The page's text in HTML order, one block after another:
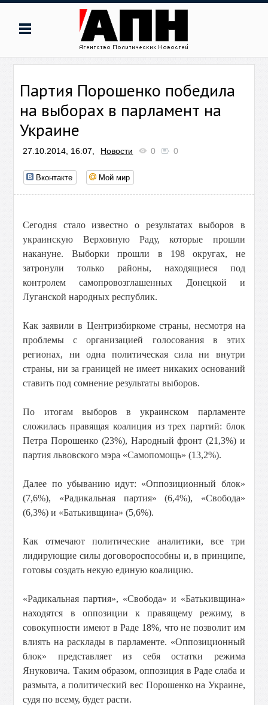
Партия Порошенко победила
на выборах в парламент на
Украине
27.10.2014, 16:07, Новости 0 0
Вконтакте Мой мир
Сегодня стало известно о результатах выборов в
украинскую Верховную Раду, которые прошли
накануне. Выборки прошли в 198 округах, не
затронули только районы, находящиеся под
контролем самопровозглашенных Донецкой и
Луганской народных республик.
Как заявили в Центризбиркоме страны, несмотря на
проблемы с организацией голосования в этих
регионах, ни одна политическая сила ни внутри
страны, ни за границей не имеет никаких оснований
ставить под сомнение результаты выборов.
По итогам выборов в украинском парламенте
сложилась правящая коалиция из трех партий: блок
Петра Порошенко (23%), Народный фронт (21,3%) и
партия львовского мэра «Самопомощь» (13,2%).
Далее по убыванию идут: «Оппозиционный блок»
(7,6%), «Радикальная партия» (6,4%), «Свобода»
(6,3%) и «Батькивщина» (5,6%).
Как отмечают политические аналитики, все три
лидирующие силы договороспособны и, в принципе,
готовы создать некую единую коалицию.
«Радикальная партия», «Свобода» и «Батькивщина»
находятся в оппозиции к правящему режиму, в
совокупности имеют в Раде 18%, что не позволит им
влиять на расклады в парламенте. «Оппозиционный
блок» представляет из себя остатки режима
Януковича. Таким образом, оппозиция в Раде слаба и
размыта, а политический вес Порошенко на Украине,
судя по всему, будет расти.